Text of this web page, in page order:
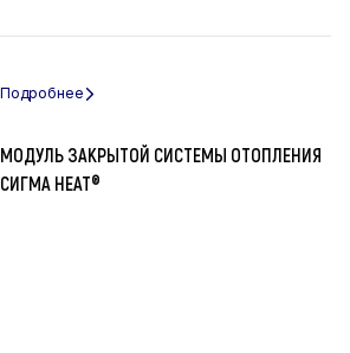
МОДУЛЬ ЗАКРЫТОЙ СИСТЕМЫ ОТОПЛЕНИЯ
СИГМА HEAT®